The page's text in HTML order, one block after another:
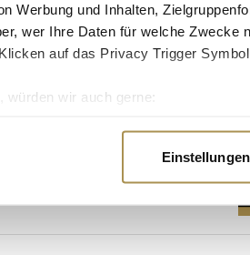
Werbung und Inhalten,
wer Ihre Daten für welche
auf das Privacy Trigger
würden wir auch gerne:
wie Ihre persönlichen Daten
um Inhalte und Anzeigen zu